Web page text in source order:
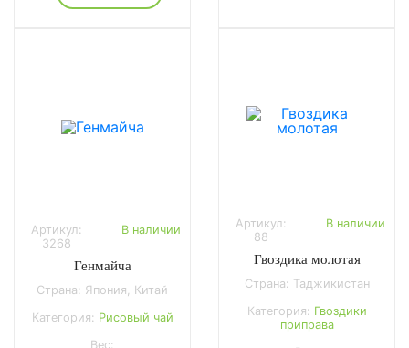
Артикул:
3268
В наличии
Генмайча
Страна: Япония, Китай
Категория: Рисовый чай
Вес:
Артикул:
88
В наличии
Гвоздика молотая
Страна: Таджикистан
Категория: Гвоздики
приправа